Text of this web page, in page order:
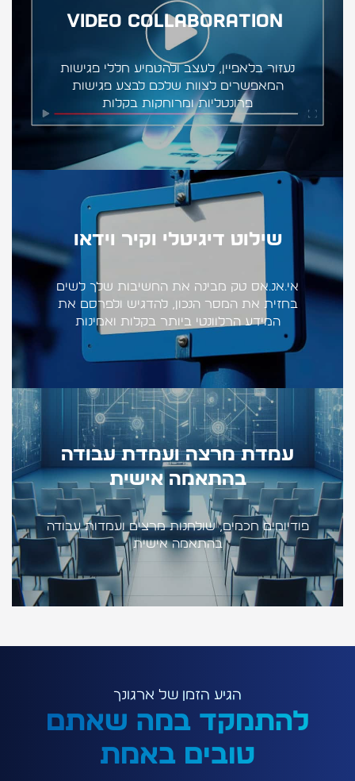
נעזור בלאפיין, לעצב ולהטמיע חללי פגישות
המאפשרים לצוות שלכם לבצע פגישות
פרונטליות ומרוחקות בקלות
שילוט דיגיטלי וקיר וידאו
אי.אנ.אס טק מבינה את החשיבות שלך לשים
בחזית את המסר הנכון, להדגיש ולפרסם את
המידע הרלוונטי ביותר בקלות ואמינות
עמדת מרצה ועמדת עבודה
בהתאמה אישית
פודיומים חכמים, שולחנות מרצים ועמדות עבודה
בהתאמה אישית
הגיע הזמן של ארגונך
להתמקד במה שאתם
טובים באמת